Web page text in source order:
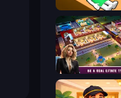
Doctor Hero